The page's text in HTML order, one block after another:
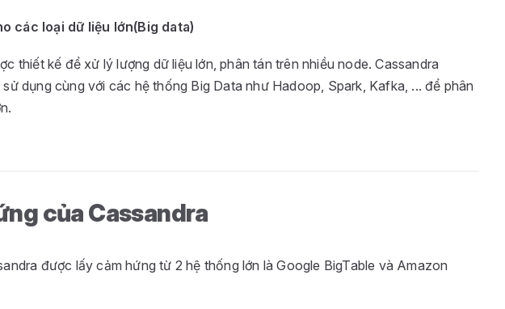
các loại dữ liệu lớn(Big data)
thiết kế để xử lý lượng dữ liệu lớn, phân tán trên nhiều node. Cassandra
dụng cùng với các hệ thống Big Data như Hadoop, Spark, Kafka, ... để phân
của Cassandra
được lấy cảm hứng từ 2 hệ thống lớn là Google BigTable và Amazon